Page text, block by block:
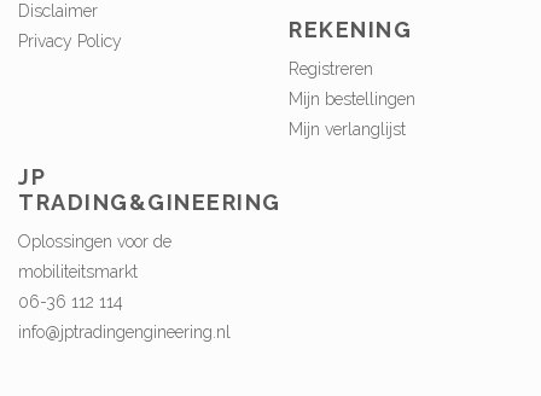
Disclaimer
Privacy Policy
REKENING
Registreren
Mijn bestellingen
Mijn verlanglijst
JP
TRADING&GINEERING
Oplossingen voor de
mobiliteitsmarkt
06-36 112 114
info@jptradingengineering.nl